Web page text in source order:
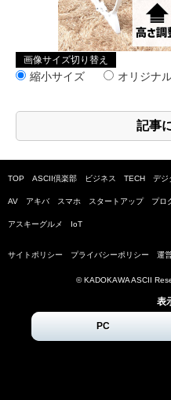
画像サイズ切り替え
縮小サイズ オリジナ
記事
TOP ASCII倶楽部 ビジネス TECH デジ
AV アキバ スマホ スタートアップ プロ
アスキーグルメ IoT
サイトポリシー プライバシーポリシー 運
© KADOKAWA ASCII
表
PC